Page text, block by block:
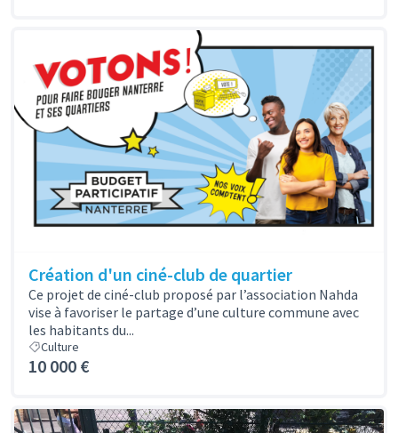
Création d'un ciné-club de quartier
Ce projet de ciné-club proposé par l’association Nahda
vise à favoriser le partage d’une culture commune avec
les habitants du...
Culture
10 000 €